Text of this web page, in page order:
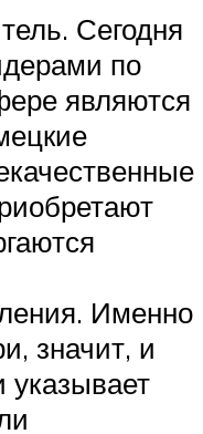
Сегодня
по
являются
Именно
значит, и
указывает